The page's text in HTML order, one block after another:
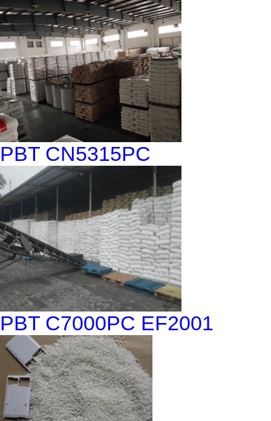
PBT CN5315PC
PBT C7000PC EF2001